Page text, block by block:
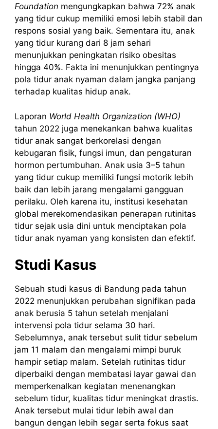
Foundation mengungkapkan bahwa 72% anak
yang tidur cukup memiliki emosi lebih stabil dan
respons sosial yang baik. Sementara itu, anak
yang tidur kurang dari 8 jam sehari
menunjukkan peningkatan risiko obesitas
hingga 40%. Fakta ini menunjukkan pentingnya
pola tidur anak nyaman dalam jangka panjang
terhadap kualitas hidup anak.
Laporan World Health Organization (WHO)
tahun 2022 juga menekankan bahwa kualitas
tidur anak sangat berkorelasi dengan
kebugaran fisik, fungsi imun, dan pengaturan
hormon pertumbuhan. Anak usia 3–5 tahun
yang tidur cukup memiliki fungsi motorik lebih
baik dan lebih jarang mengalami gangguan
perilaku. Oleh karena itu, institusi kesehatan
global merekomendasikan penerapan rutinitas
tidur sejak usia dini untuk menciptakan pola
tidur anak nyaman yang konsisten dan efektif.
Studi Kasus
Sebuah studi kasus di Bandung pada tahun
2022 menunjukkan perubahan signifikan pada
anak berusia 5 tahun setelah menjalani
intervensi pola tidur selama 30 hari.
Sebelumnya, anak tersebut sulit tidur sebelum
jam 11 malam dan mengalami mimpi buruk
hampir setiap malam. Setelah rutinitas tidur
diperbaiki dengan membatasi layar gawai dan
memperkenalkan kegiatan menenangkan
sebelum tidur, kualitas tidur meningkat drastis.
Anak tersebut mulai tidur lebih awal dan
bangun dengan lebih segar serta fokus saat